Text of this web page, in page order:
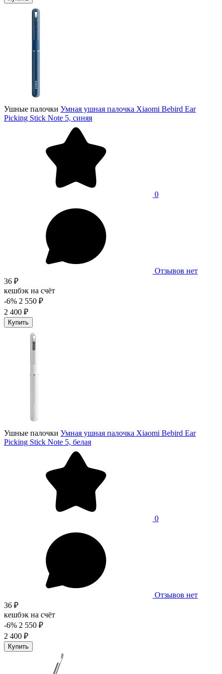
Ушные палочки Умная ушная палочка Xiaomi Bebird Ear
Picking Stick Note 5, синяя
0
Отзывов нет
36 ₽
кешбэк на счёт
-6% 2 550 ₽
2 400 ₽
Купить
Ушные палочки Умная ушная палочка Xiaomi Bebird Ear
Picking Stick Note 5, белая
0
Отзывов нет
36 ₽
кешбэк на счёт
-6% 2 550 ₽
2 400 ₽
Купить